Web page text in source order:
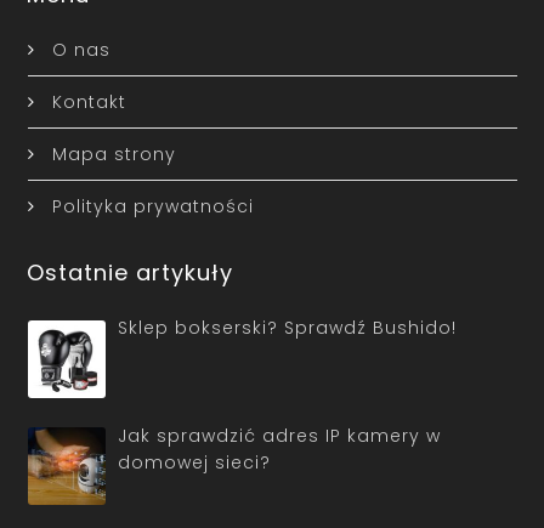
O nas
Kontakt
Mapa strony
Polityka prywatności
Ostatnie artykuły
Sklep bokserski? Sprawdź Bushido!
Jak sprawdzić adres IP kamery w
domowej sieci?